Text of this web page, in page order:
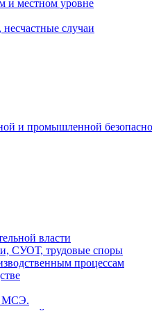
и местном уровне
случаи
и промышленной
власти
СУОТ, трудовые споры
процессам
МСЭ.